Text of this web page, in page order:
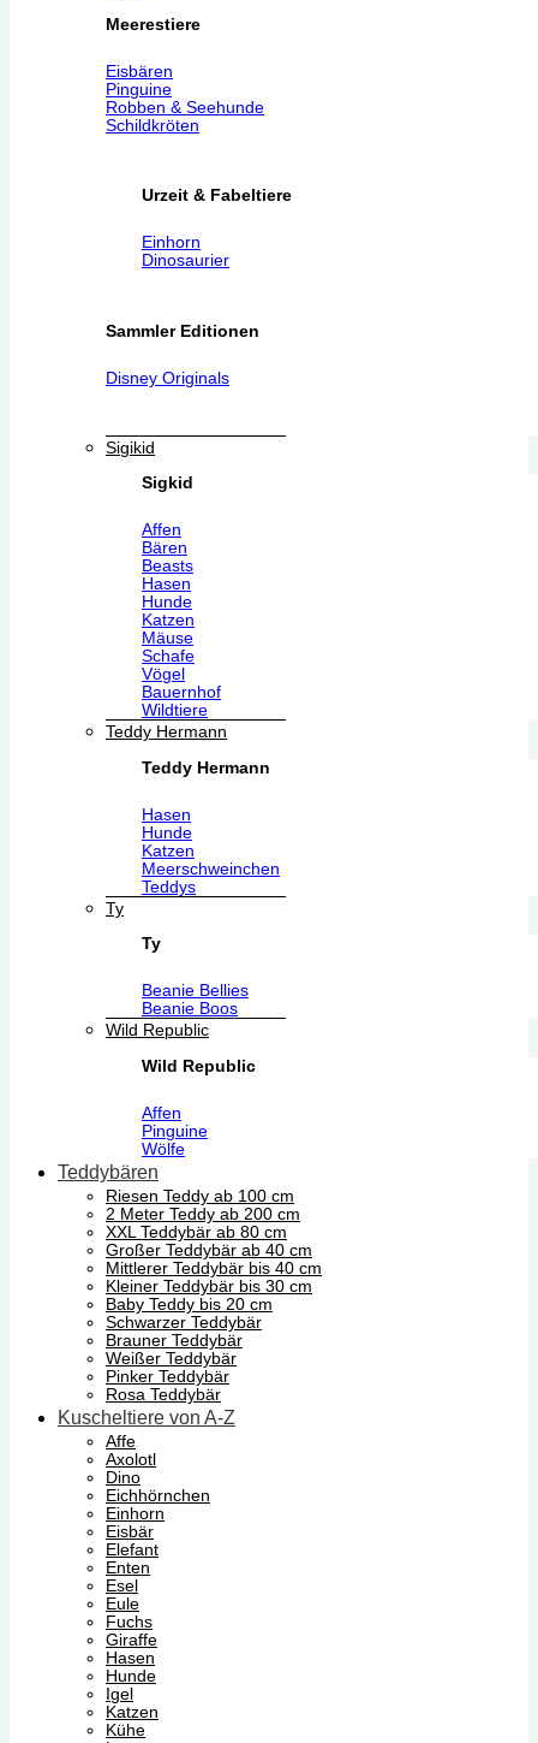
Meerestiere
Eisbären
Pinguine
Robben & Seehunde
Schildkröten
Urzeit & Fabeltiere
Einhorn
Dinosaurier
Sammler Editionen
Disney Originals
Sigikid
Sigkid
Affen
Bären
Beasts
Hasen
Hunde
Katzen
Mäuse
Schafe
Vögel
Bauernhof
Wildtiere
Teddy Hermann
Teddy Hermann
Hasen
Hunde
Katzen
Meerschweinchen
Teddys
Ty
Ty
Beanie Bellies
Beanie Boos
Wild Republic
Wild Republic
Affen
Pinguine
Wölfe
Teddybären
Riesen Teddy ab 100 cm
2 Meter Teddy ab 200 cm
XXL Teddybär ab 80 cm
Großer Teddybär ab 40 cm
Mittlerer Teddybär bis 40 cm
Kleiner Teddybär bis 30 cm
Baby Teddy bis 20 cm
Schwarzer Teddybär
Brauner Teddybär
Weißer Teddybär
Pinker Teddybär
Rosa Teddybär
Kuscheltiere von A-Z
Affe
Axolotl
Dino
Eichhörnchen
Einhorn
Eisbär
Elefant
Enten
Esel
Eule
Fuchs
Giraffe
Hasen
Hunde
Igel
Katzen
Kühe